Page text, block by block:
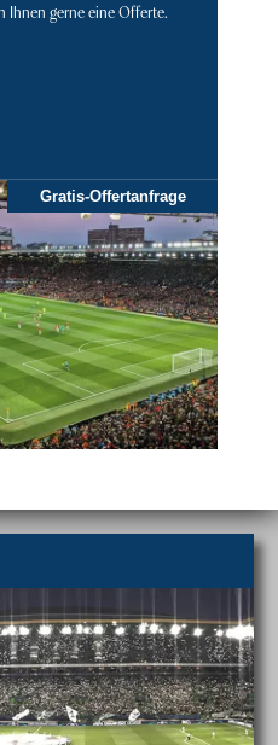
Ihnen gerne eine Offerte.
Gratis-Offertanfrage